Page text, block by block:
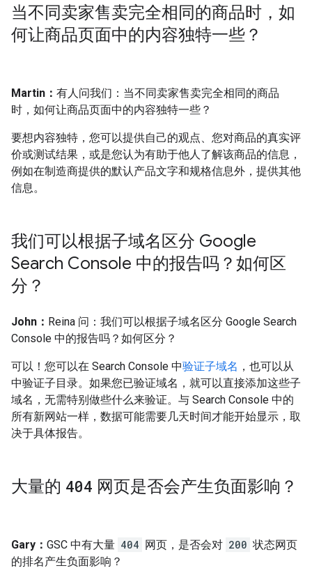
当不同卖家售卖完全相同的商品时，如
何让商品页面中的内容独特一些？
Martin： 有人问我们：当不同卖家售卖完全相同的商品
时，如何让商品页面中的内容独特一些？
要想内容独特，您可以提供自己的观点、您对商品的真实评
价或测试结果，或是您认为有助于他人了解该商品的信息，
例如在制造商提供的默认产品文字和规格信息外，提供其他
信息。
我们可以根据子域名区分 Google
Search Console 中的报告吗？如何区
分？
John： Reina 问：我们可以根据子域名区分 Google Search
Console 中的报告吗？如何区分？
可以！您可以在 Search Console 中验证子域名 ，也可以从
中验证子目录。如果您已验证域名，就可以直接添加这些子
域名，无需特别做些什么来验证。与 Search Console 中的
所有新网站一样，数据可能需要几天时间才能开始显示，取
决于具体报告。
大量的 404 网页是否会产生负面影响？
Gary： GSC 中有大量 404 网页，是否会对 200 状态网页
的排名产生负面影响？